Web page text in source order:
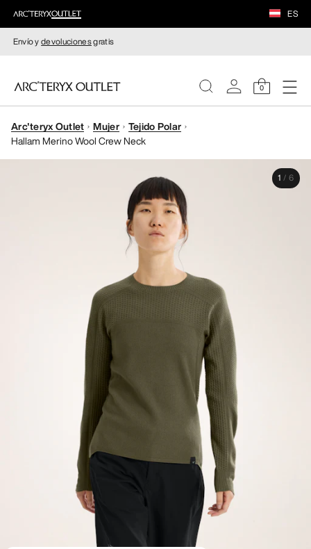
ES
Envío ydevolucionesgratis
0
MUJERE
Arc'teryx Outlet Mujer
Tejido Polar
Hallam Merino Wool Crew Neck
1 / 6